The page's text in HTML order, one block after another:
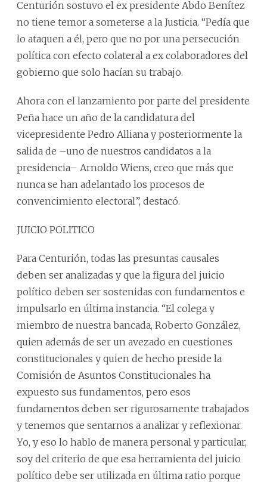
Centurión sostuvo el ex presidente Abdo Benítez
no tiene temor a someterse a la Justicia. “Pedía que
lo ataquen a él, pero que no por una persecución
política con efecto colateral a ex colaboradores del
gobierno que solo hacían su trabajo.
Ahora con el lanzamiento por parte del presidente
Peña hace un año de la candidatura del
vicepresidente Pedro Alliana y posteriormente la
salida de –uno de nuestros candidatos a la
presidencia– Arnoldo Wiens, creo que más que
nunca se han adelantado los procesos de
convencimiento electoral”, destacó.
JUICIO POLITICO
Para Centurión, todas las presuntas causales
deben ser analizadas y que la figura del juicio
político deben ser sostenidas con fundamentos e
impulsarlo en última instancia. “El colega y
miembro de nuestra bancada, Roberto González,
quien además de ser un avezado en cuestiones
constitucionales y quien de hecho preside la
Comisión de Asuntos Constitucionales ha
expuesto sus fundamentos, pero esos
fundamentos deben ser rigurosamente trabajados
y tenemos que sentarnos a analizar y reflexionar.
Yo, y eso lo hablo de manera personal y particular,
soy del criterio de que esa herramienta del juicio
político debe ser utilizada en última ratio porque